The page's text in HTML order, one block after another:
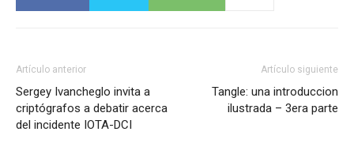
Artículo anterior
Sergey Ivancheglo invita a
criptógrafos a debatir acerca
del incidente IOTA-DCI
Artículo siguiente
Tangle: una introduccion
ilustrada – 3era parte